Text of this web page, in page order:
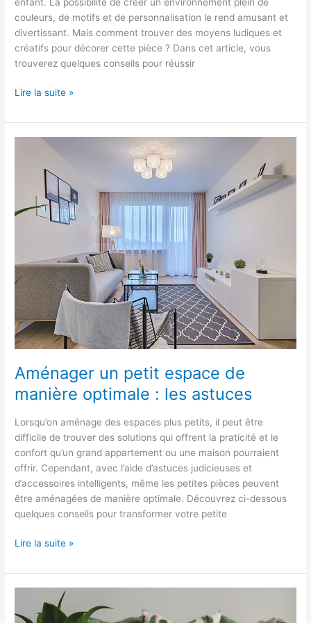
couleurs, de motifs et de personnalisation le rend amusant et
divertissant. Mais comment trouver des moyens ludiques et
créatifs pour décorer cette pièce ? Dans cet article, vous
trouverez quelques conseils pour réussir
Lire la suite »
Aménager un petit espace de
manière optimale : les astuces
Lorsqu’on aménage des espaces plus petits, il peut être
difficile de trouver des solutions qui offrent la praticité et le
confort qu’un grand appartement ou une maison pourraient
offrir. Cependant, avec l’aide d’astuces judicieuses et
d’accessoires intelligents, même les petites pièces peuvent
être aménagées de manière optimale. Découvrez ci-dessous
quelques conseils pour transformer votre petite
Aménager
espace
de
manière
les
astuces
Lire la suite »
intégrer